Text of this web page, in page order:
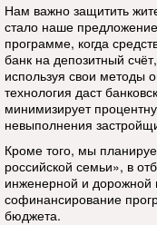
Нам важно защитить
стало наше
программе, когда
банк на депозитный
используя свои методы
технология даст
минимизирует
невыполнения
Кроме того, мы
российской семьи», в
инженерной и дорожной
софинансирование
бюджета.